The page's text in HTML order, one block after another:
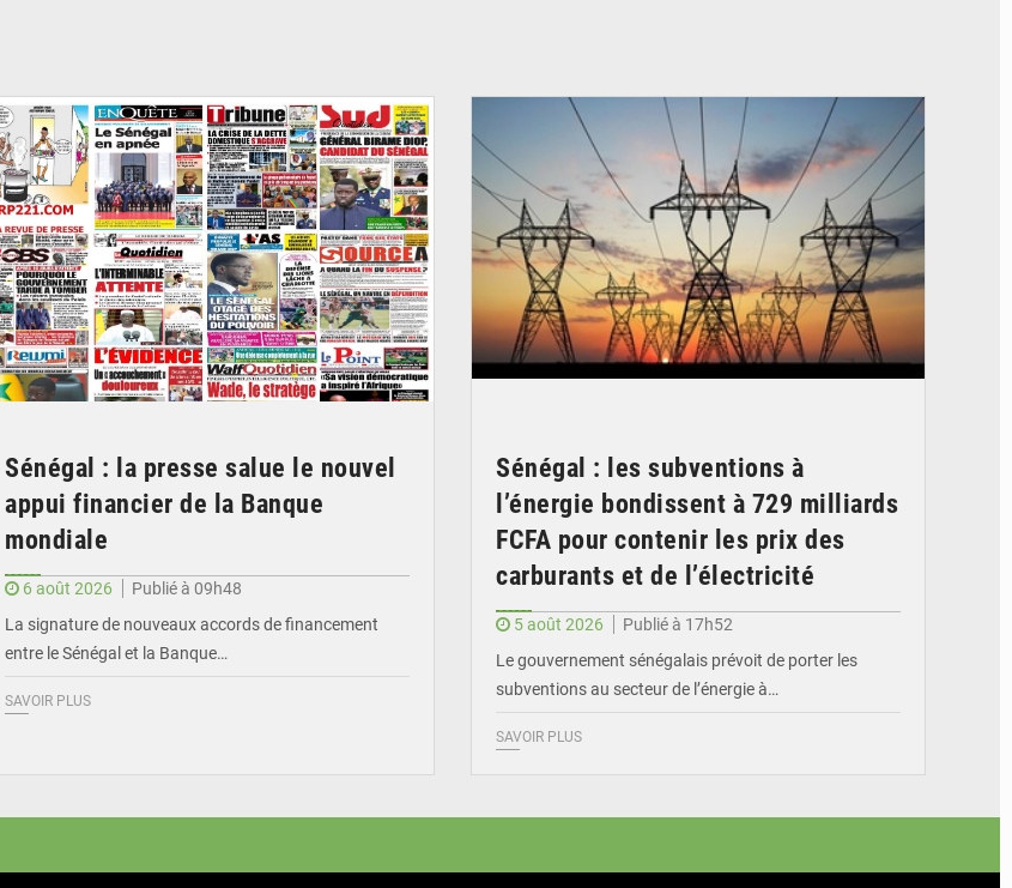
Sénégal : la presse salue le nouvel
appui financier de la Banque
mondiale
6 août 2026
Publié à 09h48
La signature de nouveaux accords de financement
entre le Sénégal et la Banque…
SAVOIR PLUS
Sénégal : les subventions à
l’énergie bondissent à 729 milliards
FCFA pour contenir les prix des
carburants et de l’électricité
5 août 2026
Publié à 17h52
Le gouvernement sénégalais prévoit de porter les
subventions au secteur de l’énergie à…
SAVOIR PLUS